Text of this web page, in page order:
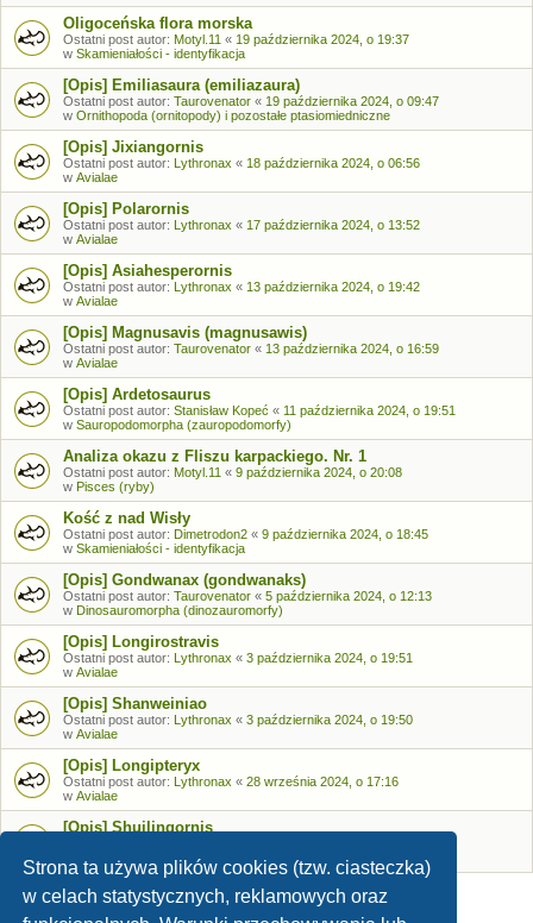
Strona ta używa plików cookies (tzw. ciasteczka)
w celach statystycznych, reklamowych oraz
Oligoceńska flora morska
Ostatni post autor: Motyl.11 « 19 października 2024, o 19:37
w Skamieniałości - identyfikacja
[Opis] Emiliasaura (emiliazaura)
Ostatni post autor: Taurovenator « 19 października 2024, o 09:47
w Ornithopoda (ornitopody) i pozostałe ptasiomiedniczne
[Opis] Jixiangornis
Ostatni post autor: Lythronax « 18 października 2024, o 06:56
w Avialae
[Opis] Polarornis
Ostatni post autor: Lythronax « 17 października 2024, o 13:52
w Avialae
[Opis] Asiahesperornis
Ostatni post autor: Lythronax « 13 października 2024, o 19:42
w Avialae
[Opis] Magnusavis (magnusawis)
Ostatni post autor: Taurovenator « 13 października 2024, o 16:59
w Avialae
[Opis] Ardetosaurus
Ostatni post autor: Stanisław Kopeć « 11 października 2024, o 19:51
w Sauropodomorpha (zauropodomorfy)
Analiza okazu z Fliszu karpackiego. Nr. 1
Ostatni post autor: Motyl.11 « 9 października 2024, o 20:08
w Pisces (ryby)
Kość z nad Wisły
Ostatni post autor: Dimetrodon2 « 9 października 2024, o 18:45
w Skamieniałości - identyfikacja
[Opis] Gondwanax (gondwanaks)
Ostatni post autor: Taurovenator « 5 października 2024, o 12:13
w Dinosauromorpha (dinozauromorfy)
[Opis] Longirostravis
Ostatni post autor: Lythronax « 3 października 2024, o 19:51
w Avialae
[Opis] Shanweiniao
Ostatni post autor: Lythronax « 3 października 2024, o 19:50
w Avialae
[Opis] Longipteryx
Ostatni post autor: Lythronax « 28 września 2024, o 17:16
w Avialae
[Opis] Shuilingornis